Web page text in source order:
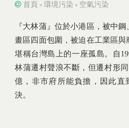
首頁 » 環境污染 » 空氣污染
您在這裡
『大林蒲』位於小港區，被中
畫區四面包圍，被迫在工業區與
堪稱台灣島上的一座孤島。自
林蒲遷村聲浪不斷，但遷村形
億，非市府所能負擔，因此直
決。